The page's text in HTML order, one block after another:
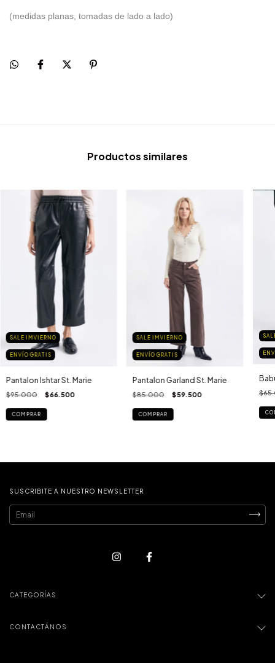
(medidas planas, tomadas de lado a lado)
Productos similares
SALE IMVIERNO
ENVÍO GRATIS
Pantalon Ishtar St. Marie
$95.000 $66.500
COMPRAR
SALE IMVIERNO
ENVÍO GRATIS
Pantalon Garland St. Marie
$85.000 $59.500
COMPRAR
SUSCRIBITE A NUESTRO NEWSLETTER
CATEGORÍAS
CONTACTÁNOS